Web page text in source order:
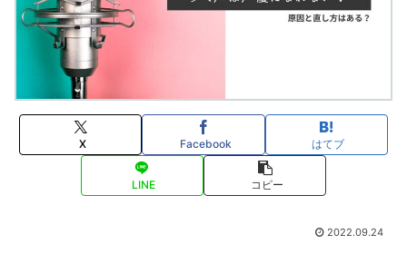
X Facebook はてブ
LINE コピー
2022.09.24